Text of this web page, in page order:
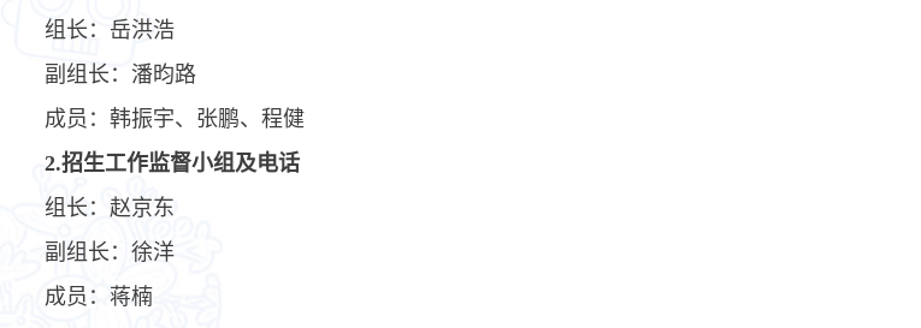
组长： 岳洪浩
副组长： 潘昀路
成员：韩振宇、张鹏、程健
2.招生工作监督小组及电话
组长：赵京东
副组长：徐洋
成员：蒋楠